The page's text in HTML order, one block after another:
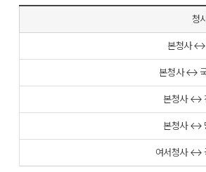
청
본청사 ↔
본청사 ↔
본청사 ↔
본청사 ↔
여서청사 ↔